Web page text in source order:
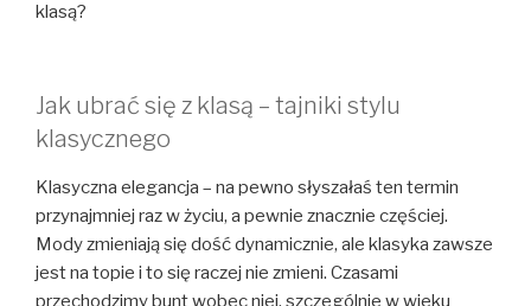
klasą?
Jak ubrać się z klasą – tajniki stylu
klasycznego
Klasyczna elegancja – na pewno słyszałaś ten termin
przynajmniej raz w życiu, a pewnie znacznie częściej.
Mody zmieniają się dość dynamicznie, ale klasyka zawsze
jest na topie i to się raczej nie zmieni. Czasami
przechodzimy bunt wobec niej, szczególnie w wieku